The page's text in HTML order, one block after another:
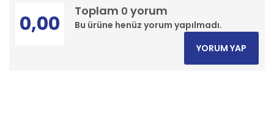
Toplam 0 yorum
Bu ürüne henüz yorum yapılmadı.
0,00
YORUM YAP